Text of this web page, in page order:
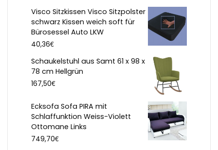
Visco Sitzkissen Visco Sitzpolster
schwarz Kissen weich soft für
Bürosessel Auto LKW
40,36€
Schaukelstuhl aus Samt 61 x 98 x
78 cm Hellgrün
167,50€
Ecksofa Sofa PIRA mit
Schlaffunktion Weiss-Violett
Ottomane Links
749,70€